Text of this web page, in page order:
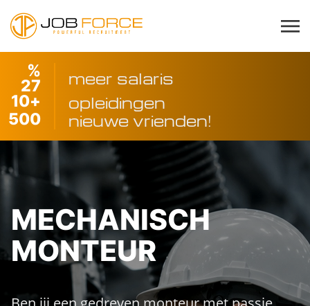
%
27
meer salaris
+
10
opleidingen
500
nieuwe vrienden!
MECHANISCH
MONTEUR